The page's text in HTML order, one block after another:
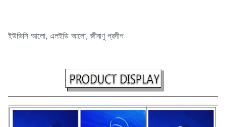
ইউভিসি আলো, এলইডি আলো, জীবাণু প্রদীপ